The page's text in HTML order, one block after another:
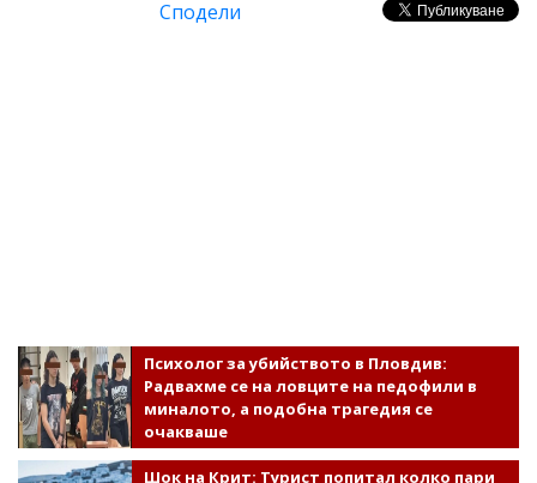
Сподели
Психолог за убийството в Пловдив:
Радвахме се на ловците на педофили в
миналото, а подобна трагедия се
очакваше
Шок на Крит: Турист попитал колко пари